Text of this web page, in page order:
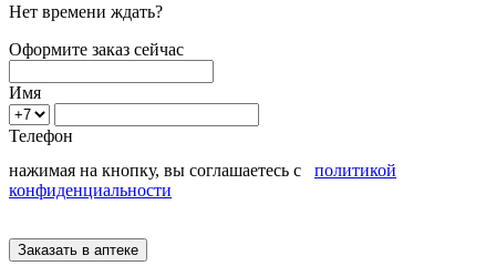
Нет времени ждать?
Оформите заказ сейчас
Имя
Телефон
нажимая на кнопку, вы соглашаетесь с политикой
конфиденциальности